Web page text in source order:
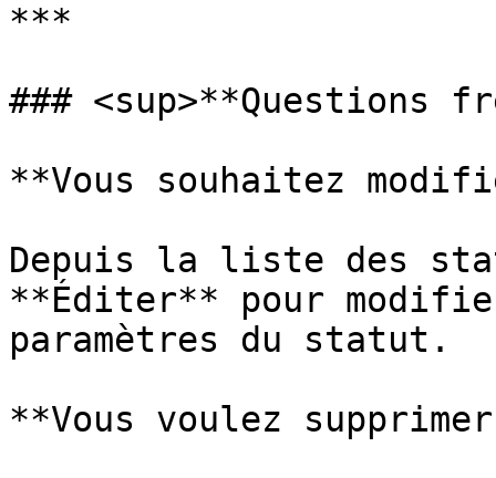
***
### <sup>**Questions
**Vous souhaitez
Depuis la liste des
**Éditer** pour
paramètres du statut.
**Vous voulez